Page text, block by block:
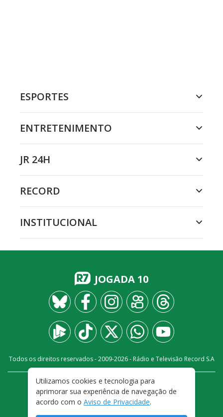
ESPORTES
ENTRETENIMENTO
JR 24H
RECORD
INSTITUCIONAL
JOGADA 10
Todos os direitos reservados - 2009-2026- Rádio e Televisão Record S.A
FALE CONOSCO
PRIVACIDADE
TERMOS E CONDIÇÕES DE USO
Utilizamos cookies e tecnologia para
aprimorar sua experiência de navegação de
acordo com o Aviso de Privacidade.